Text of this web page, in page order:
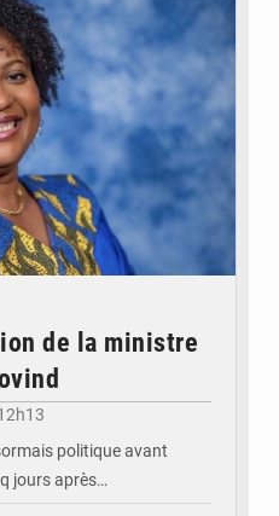
de la ministre
politique avant
jours après…